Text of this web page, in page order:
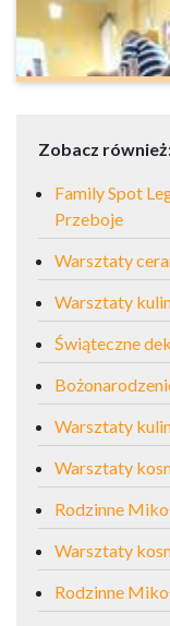
Zobacz
Family Spot
Przeboje
Warsztaty
Warsztaty
Świąteczne
Warsztaty
Warsztaty
Rodzinne
Warsztaty
Rodzinne